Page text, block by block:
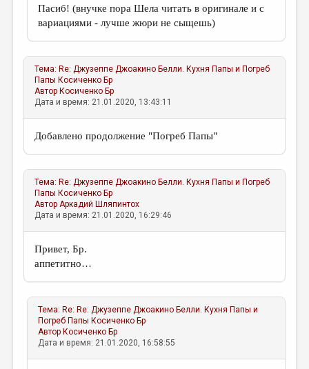
Пасиб! (внучке пора Шела читать в оригинале и с
вариациями - лучше жюри не сыщешь)
Тема: Re: Джузеппе Джоакино Белли. Кухня Папы и Погреб
Папы Косиченко Бр
Автор Косиченко Бр
Дата и время: 21.01.2020, 13:43:11
Добавлено продолжение "Погреб Папы"
Тема: Re: Джузеппе Джоакино Белли. Кухня Папы и Погреб
Папы Косиченко Бр
АвторАркадий Шляпинтох
Дата и время: 21.01.2020, 16:29:46
Привет, Бр.
аппетитно…
Тема: Re: Re: Джузеппе Джоакино Белли. Кухня Папы и
Погреб Папы Косиченко Бр
Автор Косиченко Бр
Дата и время: 21.01.2020, 16:58:55